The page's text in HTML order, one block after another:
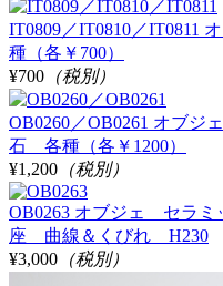
IT0809／IT0810／
種（各￥700）
¥700 （税別）
OB0260／OB0261 オブ
石 各種（各￥1200）
¥1,200 （税別）
OB0263 オブジェ セラ
座 曲線＆くびれ H230
¥3,000 （税別）